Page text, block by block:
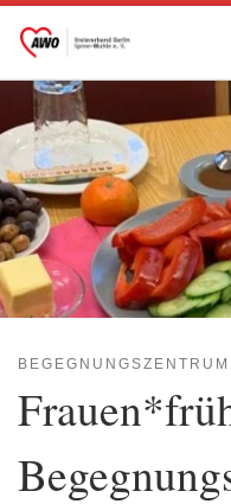
Zum Inhalt springen
BEGEGNUNGSZENTRUM